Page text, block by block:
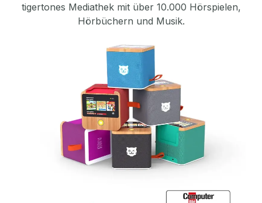
tigertones Mediathek mit über 10.000 Hörspielen,
Hörbüchern und Musik.